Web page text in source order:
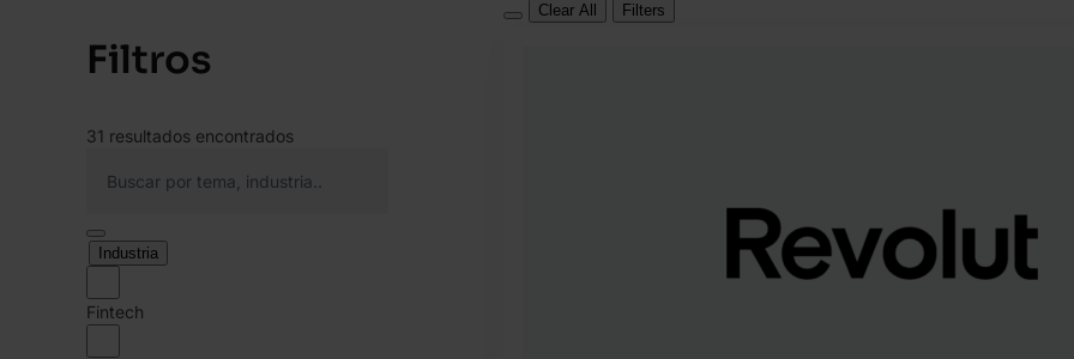
Filtros
31 resultados encontrados
Industria
Fintech
Clear All Filters